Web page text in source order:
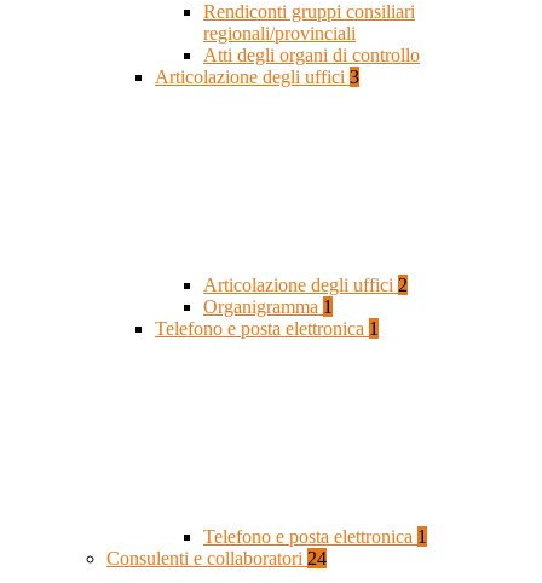
Rendiconti gruppi consiliari
regionali/provinciali
Atti degli organi di controllo
Articolazione degli uffici 3
Articolazione degli uffici 2
Organigramma 1
Telefono e posta elettronica 1
Telefono e posta elettronica 1
Consulenti e collaboratori 24